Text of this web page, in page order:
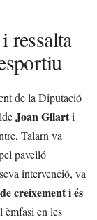
ressalta
de la Diputació
Joan Gilarti
Talarn va
pavelló
intervenció, va
creixement i és
èmfasi en les